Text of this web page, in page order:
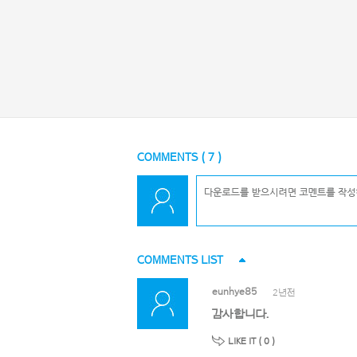
COMMENTS ( 7 )
COMMENTS LIST
eunhye85 2년전
감사합니다.
LIKE IT ( 0 )